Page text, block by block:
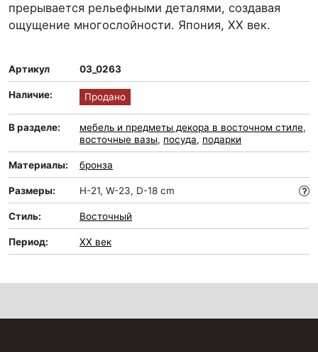
прерывается рельефными деталями, создавая
ощущение многослойности. Япония, ХХ век.
Артикул 03_0263
Наличие: Продано
В разделе: мебель и предметы декора в восточном стиле,
восточные вазы, посуда, подарки
Материалы: бронза
Размеры: H-21, W-23, D-18 cm
Стиль: Восточный
Период: XX век